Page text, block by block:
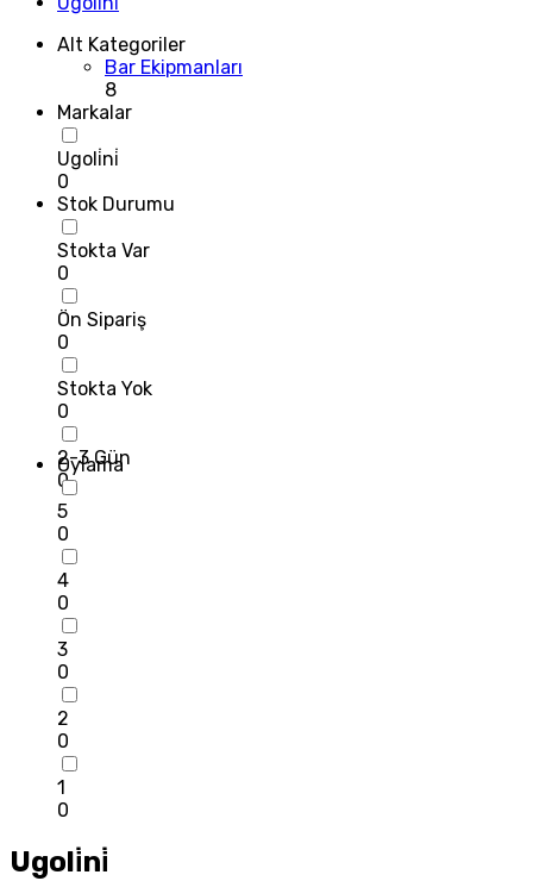
Alt Kategoriler
Bar Ekipmanları
8
Markalar
Ugoli̇ni̇
0
Stok Durumu
Stokta Var
0
Ön Sipariş
0
Stokta Yok
0
2-3 Gün
0
Oylama
5
0
4
0
3
0
2
0
1
0
Ugoli̇ni̇